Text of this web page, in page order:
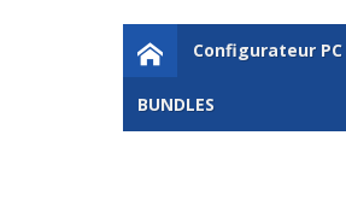
Configurateur PC
BUNDLES